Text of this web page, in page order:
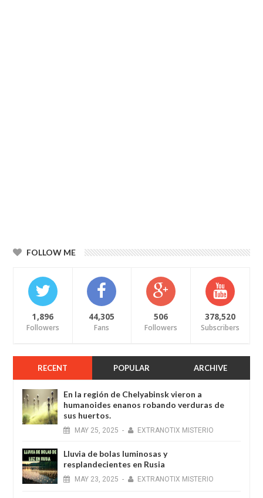
FOLLOW ME
1,896
Followers
44,305
Fans
506
Followers
378,520
Subscribers
RECENT POPULAR ARCHIVE
En la región de Chelyabinsk vieron a
humanoides enanos robando verduras de
sus huertos.
MAY 25, 2025 - EXTRANOTIX MISTERIO
Lluvia de bolas luminosas y
resplandecientes en Rusia
MAY 23, 2025 - EXTRANOTIX MISTERIO